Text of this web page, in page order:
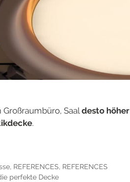
Großraumbüro, Saal desto höher
.
, REFERENCES, REFERENCES
perfekte Decke